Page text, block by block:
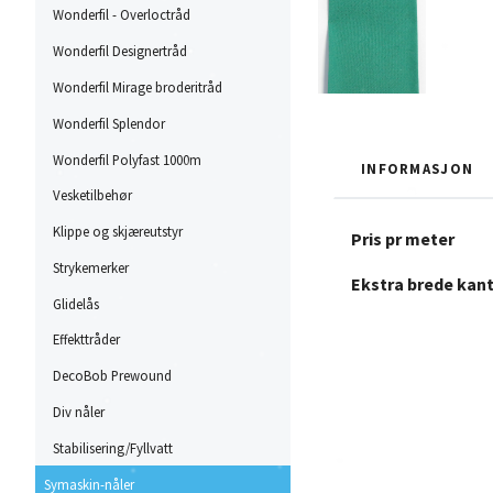
Wonderfil - Overloctråd
Wonderfil Designertråd
Wonderfil Mirage broderitråd
Wonderfil Splendor
Wonderfil Polyfast 1000m
Vesketilbehør
Klippe og skjæreutstyr
Strykemerker
Glidelås
Effekttråder
DecoBob Prewound
Div nåler
Stabilisering/Fyllvatt
Symaskin-nåler
INFORMASJON
Pris pr meter
Ekstra brede